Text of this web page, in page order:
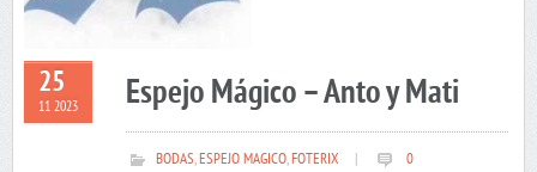
25
11 2023 Espejo Mágico – Anto y Mati
BODAS,ESPEJO MAGICO,FOTERIX 0